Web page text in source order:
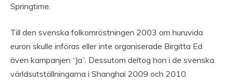
Springtime.
Till den svenska folkomröstningen 2003 om huruvida
euron skulle införas eller inte organiserade Birgitta Ed
även kampanjen “Ja”. Dessutom deltog hon i de svenska
världsutställningarna i Shanghai 2009 och 2010.